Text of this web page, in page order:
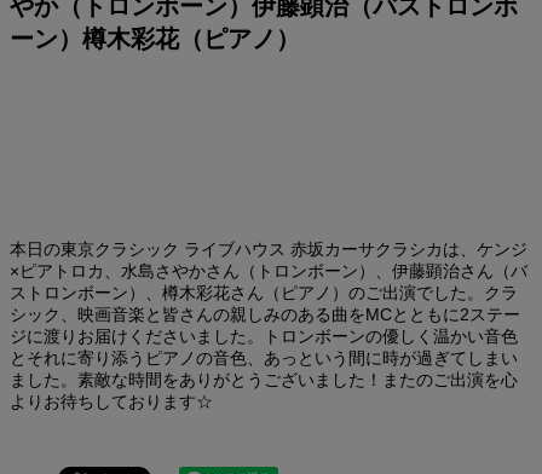
やか（トロンボーン）伊藤顕治（バストロンボ
ーン）樽木彩花（ピアノ）
本日の東京クラシック ライブハウス 赤坂カーサクラシカは、ケンジ
×ピアトロカ、水島さやかさん（トロンボーン）、伊藤顕治さん（バ
ストロンボーン）、樽木彩花さん（ピアノ）のご出演でした。クラ
シック、映画音楽と皆さんの親しみのある曲をMCとともに2ステー
ジに渡りお届けくださいました。トロンボーンの優しく温かい音色
とそれに寄り添うピアノの音色、あっという間に時が過ぎてしまい
ました。素敵な時間をありがとうございました！またのご出演を心
よりお待ちしております☆